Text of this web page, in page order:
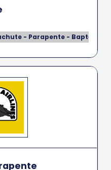
- Parapente - Baptême